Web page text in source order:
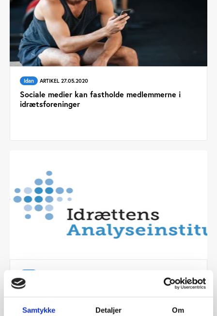
Samtykke Detaljer Om
Idan ARTIKEL 27.05.2020
Sociale medier kan fastholde medlemmerne i
idrætsforeninger
Idan er kommet på Facebook